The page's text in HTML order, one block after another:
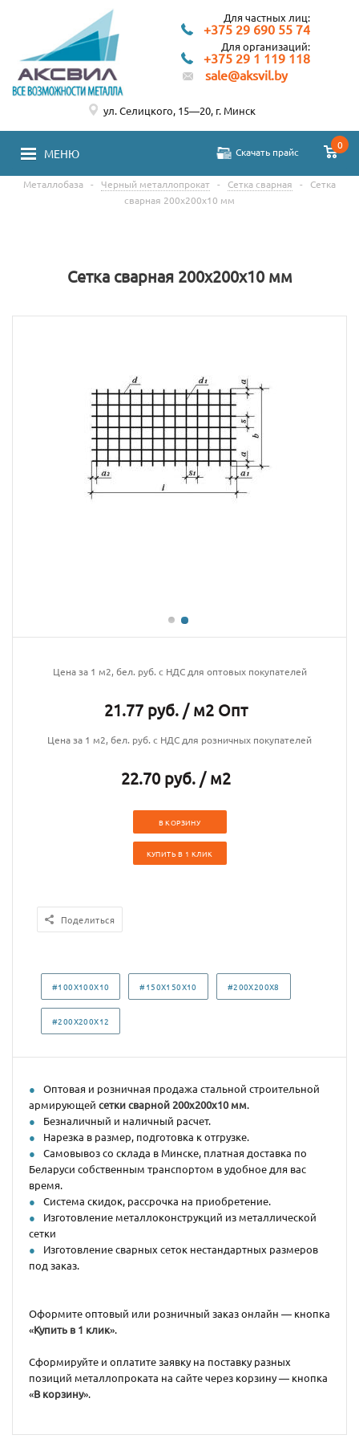
Для частных лиц:
+375 29 690 55 74
Для организаций:
+375 29 1 119 118
sale@aksvil.by
МЕНЮ Скачать прайс
0
ул. Селицкого, 15—20, г. Минск
Металлобаза - Черный металлопрокат - Сетка сварная -
Сетка
сварная 200х200х10 мм
Сетка сварная 200х200х10 мм
Цена за 1 м2, бел. руб. с НДС для оптовых покупателей
21.77 руб. / м2 Опт
Цена за 1 м2, бел. руб. с НДС для розничных покупателей
22.70 руб. / м2
В КОРЗИНУ
КУПИТЬ В 1 КЛИК
Поделиться
#100X100X10 #150X150X10 #200X200X8
#200X200X12
Оптовая и розничная продажа стальной строительной
армирующей сетки сварной 200х200x10 мм.
Безналичный и наличный расчет.
Нарезка в размер, подготовка к отгрузке.
Самовывоз со склада в Минске, платная доставка по
Беларуси собственным транспортом в удобное для вас
время.
Система скидок, рассрочка на приобретение.
Изготовление металлоконструкций из металлической
сетки
Изготовление сварных сеток нестандартных размеров
под заказ.
Оформите оптовый или розничный заказ онлайн — кнопка
«Купить в 1 клик».
Сформируйте и оплатите заявку на поставку разных
позиций металлопроката на сайте через корзину — кнопка
«В корзину».